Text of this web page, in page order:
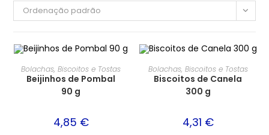
Ordenação padrão
Bolachas, Biscoitos e Tostas
Beijinhos de Pombal
90 g
4,85 €
Bolachas, Biscoitos e Tostas
Biscoitos de Canela
300 g
4,31 €